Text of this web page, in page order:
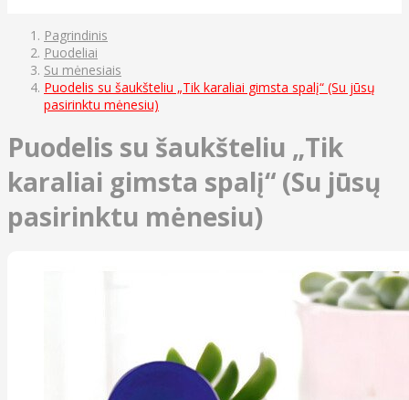
Pagrindinis
Puodeliai
Su mėnesiais
Puodelis su šaukšteliu „Tik karaliai gimsta spalį“ (Su jūsų
pasirinktu mėnesiu)
Puodelis su šaukšteliu „Tik
karaliai gimsta spalį“ (Su jūsų
pasirinktu mėnesiu)